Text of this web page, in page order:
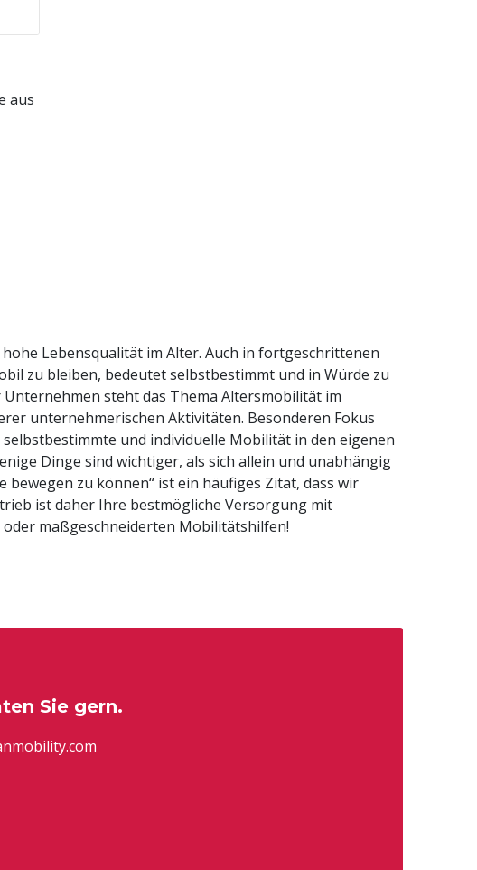
aus
maßgeschneiderten Mobilitätshilfen!
Sie gern.